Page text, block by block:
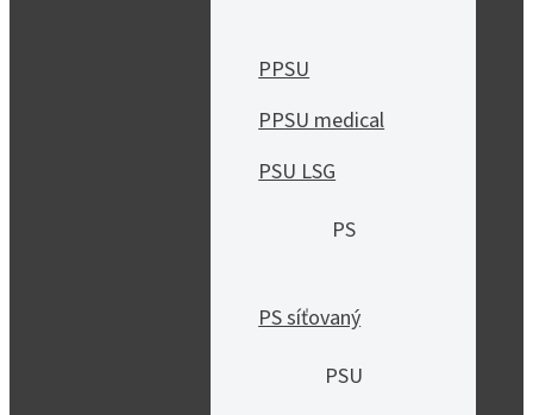
PPSU
PPSU medical
PSU LSG
PS
PS síťovaný
PSU